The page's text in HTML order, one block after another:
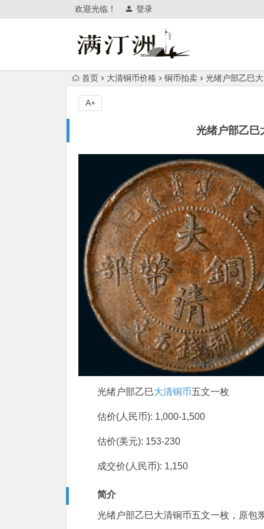
欢迎光临！ 登录
首页 大清铜币价格 铜币拍卖 光绪户部乙巳
光绪户部乙巳
A+
光绪户部乙巳大清铜币五文一枚
估价(人民币): 1,000-1,500
估价(美元): 153-230
成交价(人民币): 1,150
简介
光绪户部乙巳大清铜币五文一枚，原包